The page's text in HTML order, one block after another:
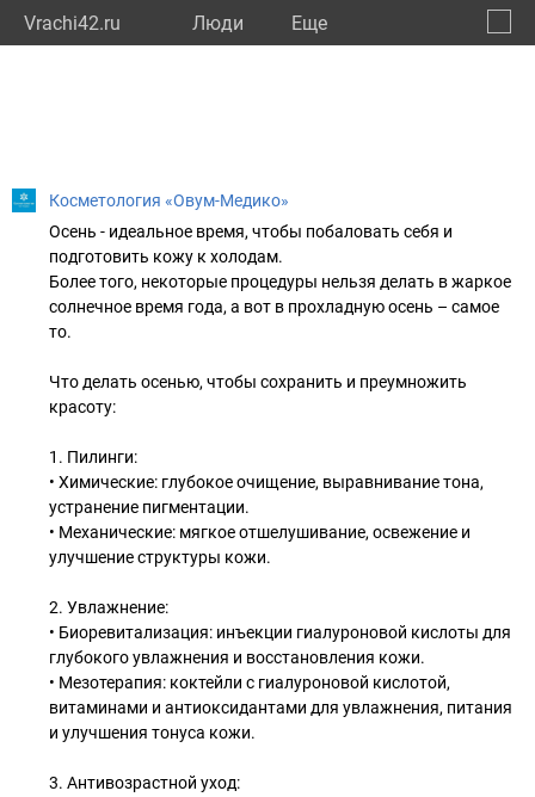
Vrachi42.ru Люди Eще
Косметология «Овум-Медико»
Осень - идеальное время, чтобы побаловать себя и
подготовить кожу к холодам.
Более того, некоторые процедуры нельзя делать в жаркое
солнечное время года, а вот в прохладную осень – самое
то.
Что делать осенью, чтобы сохранить и преумножить
красоту:
1. Пилинги:
• Химические: глубокое очищение, выравнивание тона,
устранение пигментации.
• Механические: мягкое отшелушивание, освежение и
улучшение структуры кожи.
2. Увлажнение:
• Биоревитализация: инъекции гиалуроновой кислоты для
глубокого увлажнения и восстановления кожи.
• Мезотерапия: коктейли с гиалуроновой кислотой,
витаминами и антиоксидантами для увлажнения, питания
и улучшения тонуса кожи.
3. Антивозрастной уход: